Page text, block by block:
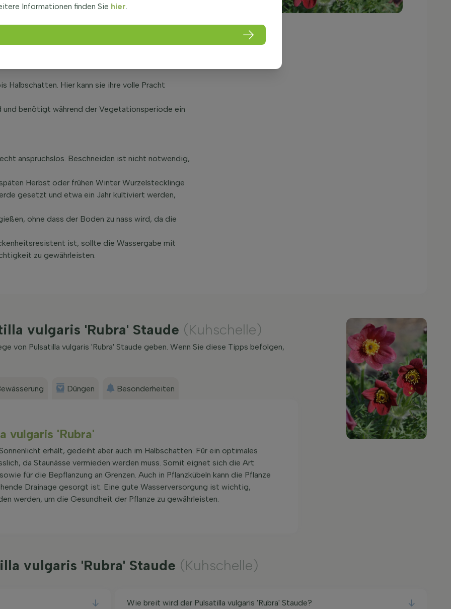
vulgaris 'Rubra'
für Beete, Gruppen- und Grenzbepflanzungen
Ihre samtigen, roten Blüten verleihen jedem
zu vermeiden, da die Pflanze keine nassen
Halbschatten. Hier kann sie ihre volle Pracht
und benötigt während der Vegetationsperiode ein
anspruchslos. Beschneiden ist nicht notwendig,
Herbst oder frühen Winter Wurzelstecklinge
gesetzt und etwa ein Jahr kultiviert werden,
ohne dass der Boden zu nass wird, da die
ist, sollte die Wassergabe mit
zu gewährleisten.
vulgaris 'Rubra' Staude (Kuhschelle)
von Pulsatilla vulgaris 'Rubra' Staude geben. Wenn Sie diese Tipps befolgen,
Düngen Besonderheiten
vulgaris 'Rubra'
erhält, gedeiht aber auch im Halbschatten. Für ein optimales
da Staunässe vermieden werden muss. Somit eignet sich die Art
für die Bepflanzung an Grenzen. Auch in Pflanzkübeln kann die Pflanze
Drainage gesorgt ist. Eine gute Wasserversorgung ist wichtig,
werden, um die Gesundheit der Pflanze zu gewährleisten.
vulgaris 'Rubra' Staude (Kuhschelle)
Wie breit wird der Pulsatilla vulgaris 'Rubra' Staude?
Informationen finden Sie hier.